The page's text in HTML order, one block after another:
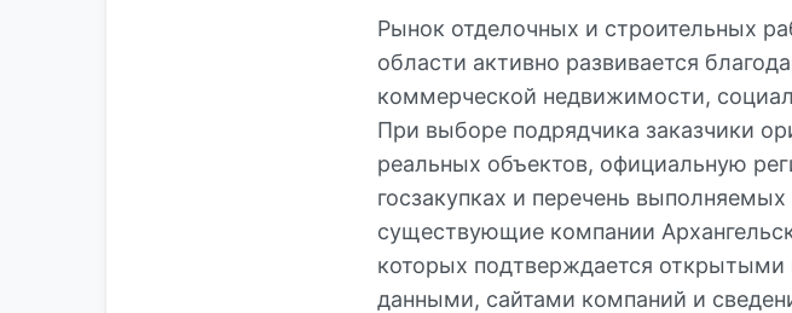
Рынок отделочных и строительных
области активно развивается
коммерческой недвижимости,
При выборе подрядчика заказчики
реальных объектов, официальную
госзакупках и перечень
существующие компании
которых подтверждается
данными, сайтами компаний и